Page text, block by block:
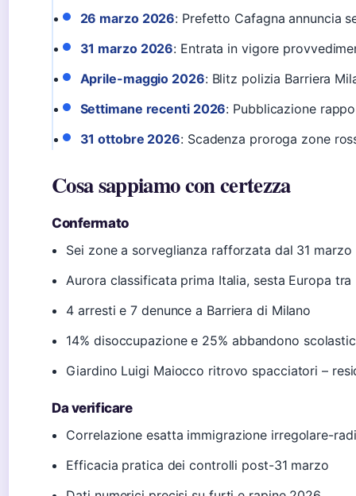
26 marzo 2026: Prefetto Cafagna annuncia
31 marzo 2026: Entrata in vigore
Aprile-maggio 2026: Blitz polizia Barriera
Settimane recenti 2026: Pubblicazione
31 ottobre 2026: Scadenza proroga zone
Cosa sappiamo con certezza
Confermato
Sei zone a sorveglianza rafforzata dal 31
Aurora classificata prima Italia, sesta Europa
4 arresti e 7 denunce a Barriera di Milano
14% disoccupazione e 25% abbandono
Giardino Luigi Maiocco ritrovo spacciatori –
Da verificare
Correlazione esatta immigrazione irregolare-
Efficacia pratica dei controlli post-31 marzo